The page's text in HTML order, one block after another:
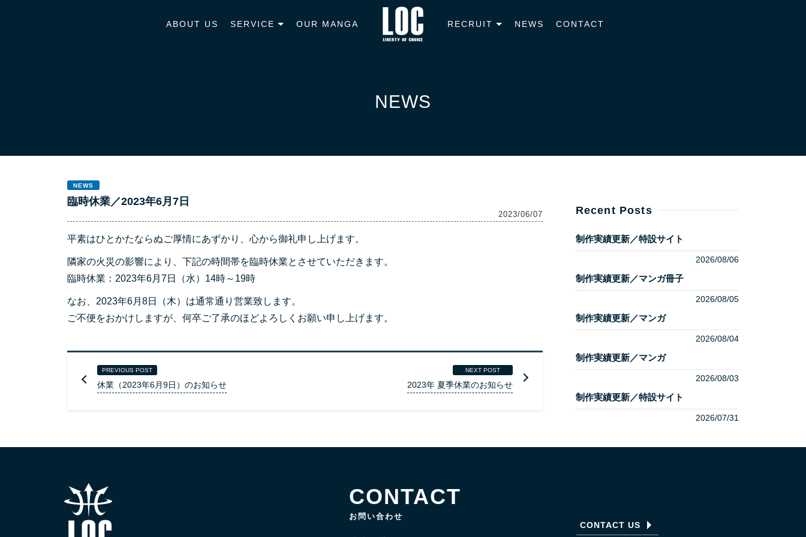
ABOUT US SERVICE OUR MANGA RECRUIT NEWS CONTACT
NEWS
NEWS
臨時休業／2023年6月7日
2023/06/07
平素はひとかたならぬご厚情にあずかり、心から御礼申し上げます。
隣家の火災の影響により、下記の時間帯を臨時休業とさせていただきます。
臨時休業：2023年6月7日（水）14時～19時
なお、2023年6月8日（木）は通常通り営業致します。
ご不便をおかけしますが、何卒ご了承のほどよろしくお願い申し上げます。
PREVIOUS POST
休業（2023年6月9日）のお知らせ
NEXT POST
2023年 夏季休業のお知らせ
Recent Posts
制作実績更新／特設サイト
2026/08/06
制作実績更新／マンガ冊子
2026/08/05
制作実績更新／マンガ
2026/08/04
制作実績更新／マンガ
2026/08/03
制作実績更新／特設サイト
2026/07/31
CONTACT
お問い合わせ
CONTACT US